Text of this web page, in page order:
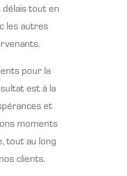
délais tout en
les autres
pour la
est à la
et
moments
tout au long
clients.